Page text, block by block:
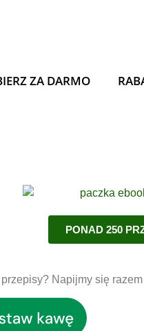
ZA DARMO
PONAD 250
Napijmy się